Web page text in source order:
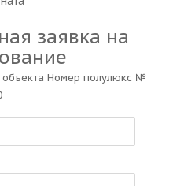
заявка на
объекта Номер полулюкс №